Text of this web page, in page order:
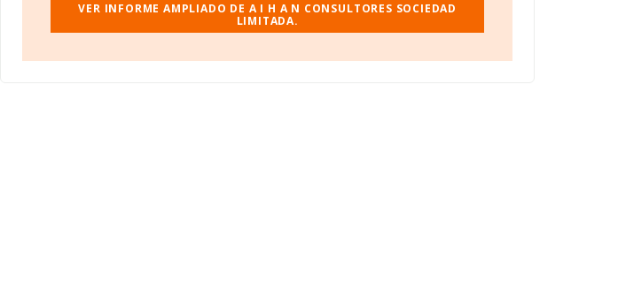
VER INFORME AMPLIADO DE A I H A N CONSULTORES SOCIEDAD
LIMITADA.